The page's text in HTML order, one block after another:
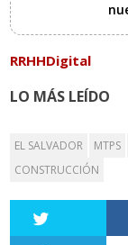
RRHHDigital
LO MÁS LEÍDO
EL SALVADOR MTPS
CONSTRUCCIÓN